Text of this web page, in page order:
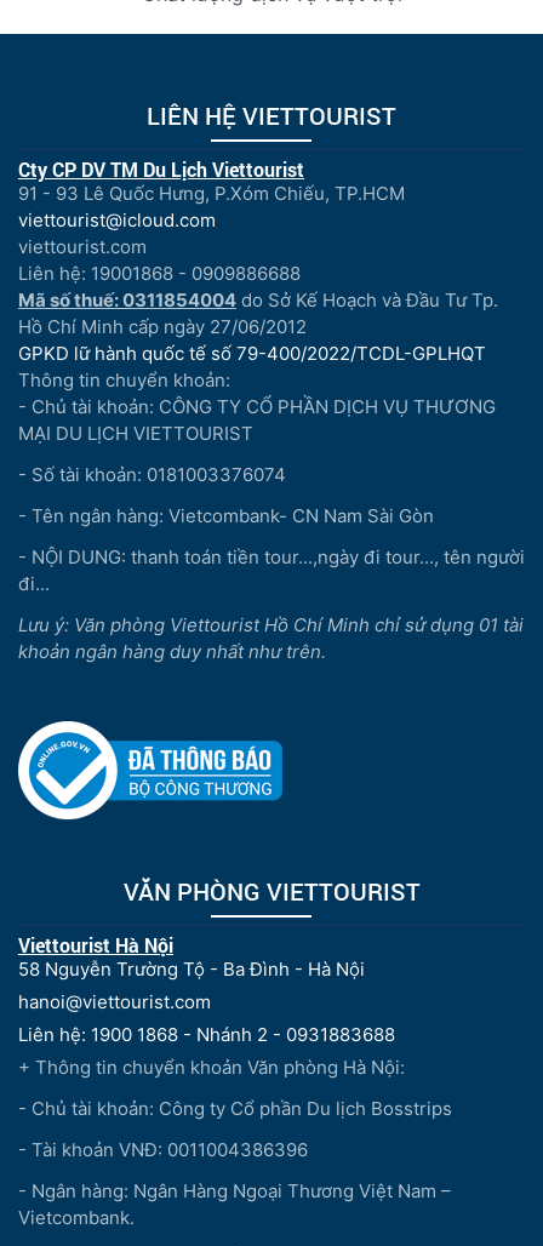
LIÊN HỆ VIETTOURIST
Cty CP DV TM Du Lịch Viettourist
91 - 93 Lê Quốc Hưng, P.Xóm Chiếu, TP.HCM
viettourist@icloud.com
viettourist.com
Liên hệ: 19001868 - 0909886688
Mã số thuế: 0311854004 do Sở Kế Hoạch và Đầu Tư Tp.
Hồ Chí Minh cấp ngày 27/06/2012
GPKD lữ hành quốc tế số 79-400/2022/TCDL-GPLHQT
Thông tin chuyển khoản:
- Chủ tài khoản: CÔNG TY CỔ PHẦN DỊCH VỤ THƯƠNG
MẠI DU LỊCH VIETTOURIST
- Số tài khoản: 0181003376074
- Tên ngân hàng: Vietcombank- CN Nam Sài Gòn
- NỘI DUNG: thanh toán tiền tour...,ngày đi tour..., tên người
đi...
Lưu ý: Văn phòng Viettourist Hồ Chí Minh chỉ sử dụng 01 tài
khoản ngân hàng duy nhất như trên.
VĂN PHÒNG VIETTOURIST
Viettourist Hà Nội
58 Nguyễn Trường Tộ - Ba Đình - Hà Nội
hanoi@viettourist.com
Liên hệ: 1900 1868 - Nhánh 2 - 0931883688
+ Thông tin chuyển khoản Văn phòng Hà Nội:
- Chủ tài khoản: Công ty Cổ phần Du lịch Bosstrips
- Tài khoản VNĐ: 0011004386396
- Ngân hàng: Ngân Hàng Ngoại Thương Việt Nam –
Vietcombank.